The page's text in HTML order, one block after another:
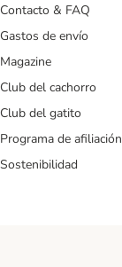
Contacto & FAQ
Gastos de envío
Magazine
Club del cachorro
Club del gatito
Programa de afiliación
Sostenibilidad